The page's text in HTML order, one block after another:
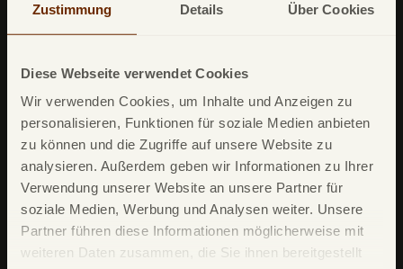
Zustimmung Details Über Cookies
Diese Webseite verwendet Cookies
Wir verwenden Cookies, um Inhalte und Anzeigen zu
personalisieren, Funktionen für soziale Medien anbieten
zu können und die Zugriffe auf unsere Website zu
analysieren. Außerdem geben wir Informationen zu Ihrer
Verwendung unserer Website an unsere Partner für
soziale Medien, Werbung und Analysen weiter. Unsere
Partner führen diese Informationen möglicherweise mit
weiteren Daten zusammen, die Sie ihnen bereitgestellt
TF Bank (ein zweiter Firmenname von
AvardaBankAB ( publ)) reg. no. 556158-1041)
Postfach11 02 28
10832 Berlin
Deutschland